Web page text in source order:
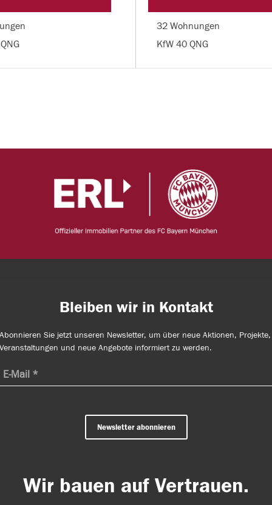
32 Wohnungen
KfW 40 QNG
Bleiben wir in Kontakt
Abonnieren Sie jetzt unseren Newsletter, um über neue Aktionen, Projekte,
Veranstaltungen und neue Angebote informiert zu werden.
Newsletter abonnieren
Wir bauen auf Vertrauen.